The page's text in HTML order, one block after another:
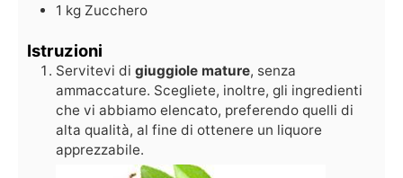
1 kg Zucchero
Istruzioni
Servitevi di giuggiole mature, senza
ammaccature. Scegliete, inoltre, gli ingredienti
che vi abbiamo elencato, preferendo quelli di
alta qualità, al fine di ottenere un liquore
apprezzabile.